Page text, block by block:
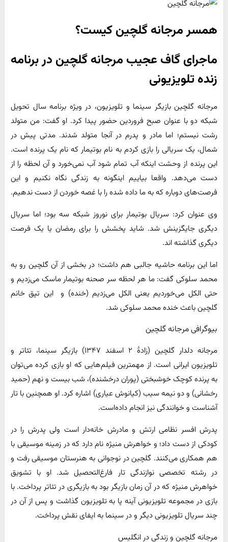
همسر مرجانه گلچین کیست؟
ماجرای گاف عجیب مرجانه گلچین در برنامه
زنده تلویزیونی
مرجانه گلچین بازیگر سینما و تلویزیون، در ویژه برنامه سال تحویل
شبکه دو با عنوان صبح فروردین حضور پیدا کرد. او گفت: من متولد
رشت نیستم؛ اما مادر و پدرم در آنجا متولد شدند. مدتی پیش در
شمال، یک سریالی را بازی کردم به نام بوتیمار که نام یک پرنده است.
این پرنده از وحشت اینکه آب تمام شود آب نمی‌خورد و آن لحظه را از
دست می‌دهد. واقعا بیاییم اینگونه به زندگی نگاه نکنیم و این
فرصت‌های دوباره که به ما داده شده را با غصه خوردن از دست ندهیم.
وی عنوان کرد: سریال بوتیمار برای نوروز شبکه سه بود؛ اما سریال
دیگری جایگزینش شد. شاید پخشش را برای رمضان یا یک فرصت
دیگری گذاشته اند.
اما این برنامه حاشیه جالبی هم داشت؛ در بخشی از آن گلچین رو به
محمد سلوکی گفت: ما هر لحظه سر صحنه بوتیمار ماسک می‌زدیم و
حتی الکل می‌خوردیم یعنی الکل می‌زدیم (خنده) و این تپق خانم
گلچین باعث خنده محمد سلوکی شد.
بیوگرافی مرجانه گلچین
مرجانه دلدار گلچین (زادهٔ ۲ اسفند ۱۳۴۷) بازیگر سینما، تئاتر و
تلویزیون ایرانی است. از مهمترین فیلم‌هایی که او بازی کرده می‌توان
به پرنده کوچک خوشبختی (پوران درخشنده)، شب بیست و نهم (حمید
رخشانی) و دو نیمه سیب (کیانوش عیاری) اشاره کرد. او همچنین با تار
آشناست و خوانندگی نیز انجام داده‌است.
پدرش افسر نظامی ارتش و مادرش خانه‌دار است ولی پدرش را در
کودکی از دست داد؛ و خواهرش منیژه نام دارد که در زمینه موسیقی با
هم همکاری می‌کنند. گلچین در نوجوانی به هنرستان موسیقی رفت و
در رشته تخصصی نوازندگی تار فارغ‌التحصیل شد. او با تشویق
خواهرش منیژه که در آن زمان بازیگر بود به بازیگری در تئاتر پرداخت. با
بازی در مجموعه تلویزیونی آینه پا به تلویزیون گذاشت و پس از آن در
چند سریال تلویزیونی دیگر و در سینما به ایفای نقش پرداخت.
مرجانه گلچین و زندگی در انگلیس